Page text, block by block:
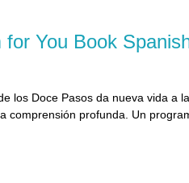
You Book
los Doce Pasos da nueva vida
profunda. Un